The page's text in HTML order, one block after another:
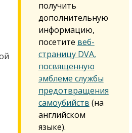
получить
дополнительную
информацию,
посетите веб-
страницу DVA,
посвященную
эмблеме службы
предотвращения
самоубийств (на
английском
языке).